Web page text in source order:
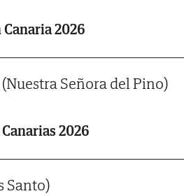
2026
(Nuestra Señora del Pino)
2026
Santo)